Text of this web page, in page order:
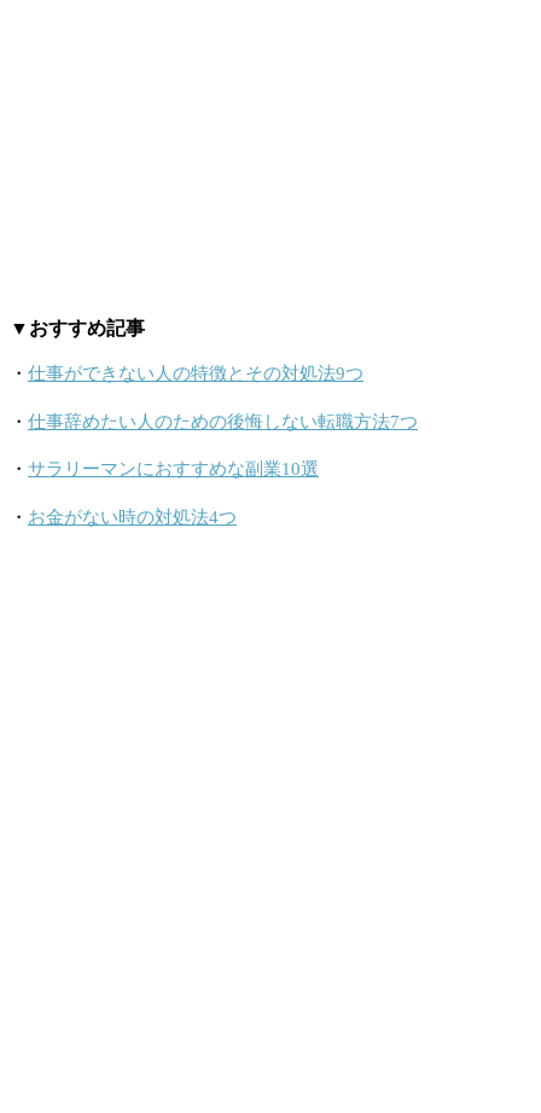
▼おすすめ記事
・ 仕事ができない人の特徴とその対処法9つ
・ 仕事辞めたい人のための後悔しない転職方法7つ
・ サラリーマンにおすすめな副業10選
・ お金がない時の対処法4つ